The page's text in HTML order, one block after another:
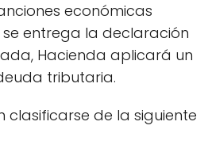
económicas
se entrega la declaración
Hacienda aplicará un
tributaria.
clasificarse de la siguiente